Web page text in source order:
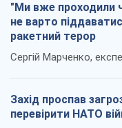
"Ми вже проходили
не варто
ракетний терор
Сергій Марченко,
Захід проспав
перевірити НАТО